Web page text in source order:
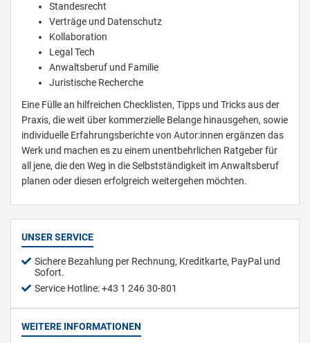
Standesrecht
Verträge und Datenschutz
Kollaboration
Legal Tech
Anwaltsberuf und Familie
Juristische Recherche
Eine Fülle an hilfreichen Checklisten, Tipps und Tricks aus der
Praxis, die weit über kommerzielle Belange hinausgehen, sowie
individuelle Erfahrungsberichte von Autor:innen ergänzen das
Werk und machen es zu einem unentbehrlichen Ratgeber für
all jene, die den Weg in die Selbstständigkeit im Anwaltsberuf
planen oder diesen erfolgreich weitergehen möchten.
UNSER SERVICE
Sichere Bezahlung per Rechnung, Kreditkarte, PayPal und
Sofort.
Service Hotline: +43 1 246 30-801
WEITERE INFORMATIONEN